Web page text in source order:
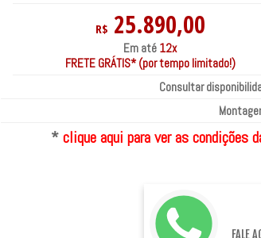
R$ 25.890,00
Em até 12x
FRETE GRÁTIS* (por tempo limitado!)
Consultar
*clique aqui para ver as condições
FALE